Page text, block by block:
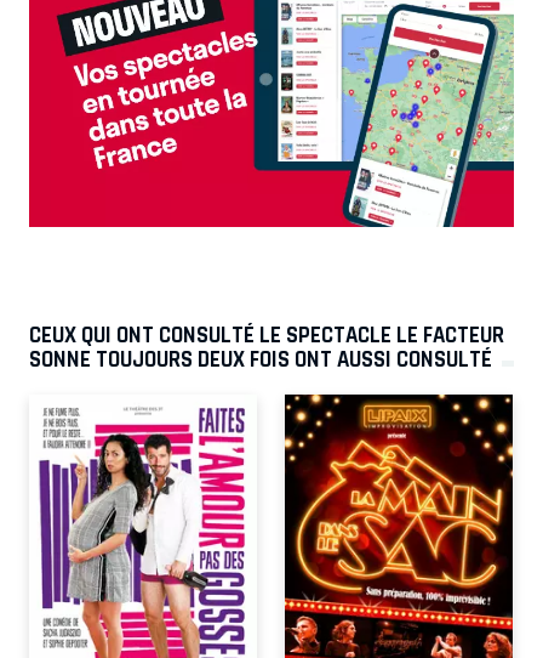
CEUX QUI ONT CONSULTÉ LE SPECTACLE LE FACTEUR
SONNE TOUJOURS DEUX FOIS ONT AUSSI CONSULTÉ